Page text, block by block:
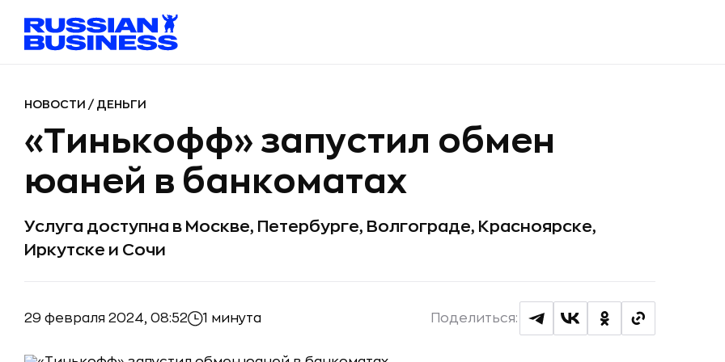
НОВОСТИ / ДЕНЬГИ
«Тинькофф» запустил обмен
юаней в банкоматах
Услуга доступна в Москве, Петербурге, Волгограде, Красноярске,
Иркутске и Сочи
29 февраля 2024, 08:52 1 минута Поделиться: